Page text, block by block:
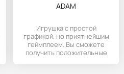
ADAM
Игрушка с простой
графикой, но приятнейшим
геймплеем. Вы сможете
получить положительные